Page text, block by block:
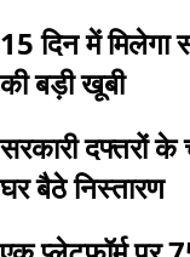
15 दिन में मिलेगा
की बड़ी खूबी
सरकारी दफ्तरों
घर बैठे निस्तारण